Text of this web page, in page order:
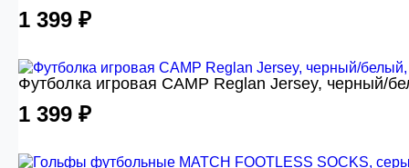
1 399 ₽
Футболка игровая CAMP Reglan Jersey, черный/
1 399 ₽